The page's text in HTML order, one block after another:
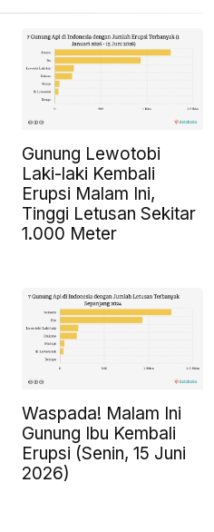
Gunung Lewotobi
Laki-laki Kembali
Erupsi Malam Ini,
Tinggi Letusan Sekitar
1.000 Meter
Waspada! Malam Ini
Gunung Ibu Kembali
Erupsi (Senin, 15 Juni
2026)